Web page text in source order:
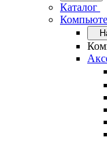
Каталог